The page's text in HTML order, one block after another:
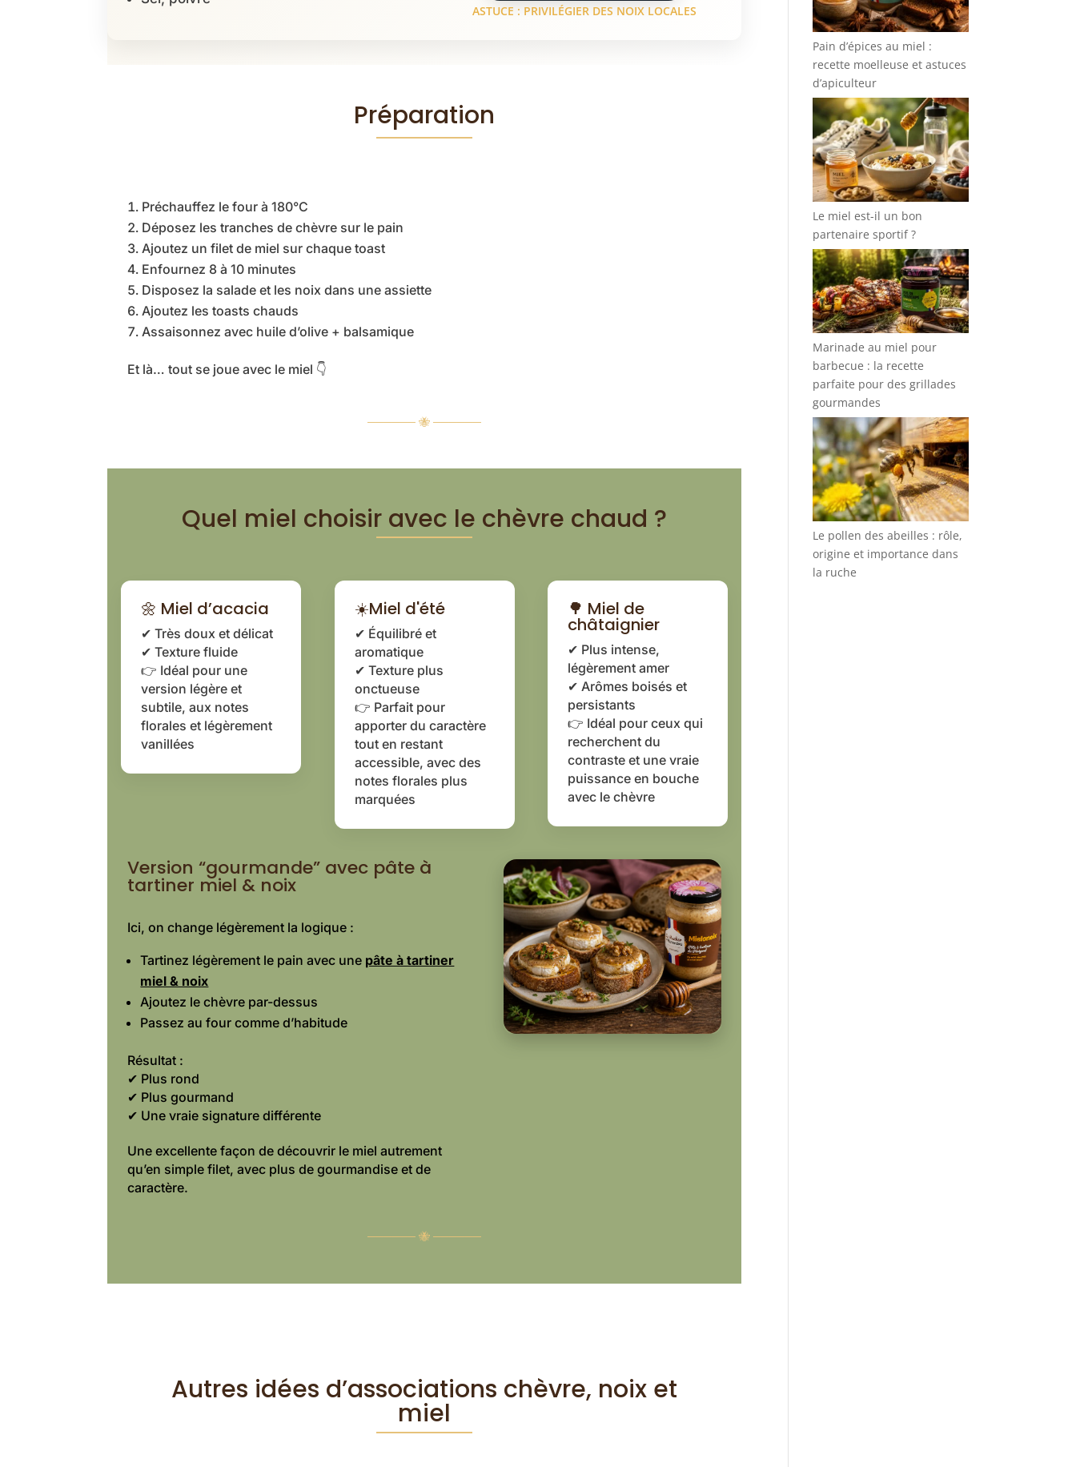
ASTUCE : PRIVILÉGIER DES NOIX LOCALES
Préparation
Préchauffez le four à 180°C
Déposez les tranches de chèvre sur le pain
Ajoutez un filet de miel sur chaque toast
Enfournez 8 à 10 minutes
Disposez la salade et les noix dans une assiette
Ajoutez les toasts chauds
Assaisonnez avec huile d’olive + balsamique
Et là… tout se joue avec le miel 👇
────── 🐝 ──────
Quel miel choisir avec le chèvre chaud ?
🌼 Miel d’acacia
✔ Très doux et délicat
✔ Texture fluide
👉 Idéal pour une
version légère et
subtile, aux notes
florales et légèrement
vanillées
☀️Miel d'été
✔ Équilibré et
aromatique
✔ Texture plus
onctueuse
👉 Parfait pour
apporter du caractère
tout en restant
accessible, avec des
notes florales plus
marquées
🌳 Miel de
châtaignier
✔ Plus intense,
légèrement amer
✔ Arômes boisés et
persistants
👉 Idéal pour ceux qui
recherchent du
contraste et une vraie
puissance en bouche
avec le chèvre
Version “gourmande” avec pâte à
tartiner miel & noix
Ici, on change légèrement la logique :
Tartinez légèrement le pain avec une pâte à tartiner
miel & noix
Ajoutez le chèvre par-dessus
Passez au four comme d’habitude
Résultat :
✔ Plus rond
✔ Plus gourmand
✔ Une vraie signature différente
Une excellente façon de découvrir le miel autrement
qu’en simple filet, avec plus de gourmandise et de
caractère.
────── 🐝 ──────
Autres idées d’associations chèvre, noix et
miel
Pain d’épices au miel :
recette moelleuse et astuces
d’apiculteur
Le miel est-il un bon
partenaire sportif ?
Marinade au miel pour
barbecue : la recette
parfaite pour des grillades
gourmandes
Le pollen des abeilles : rôle,
origine et importance dans
la ruche